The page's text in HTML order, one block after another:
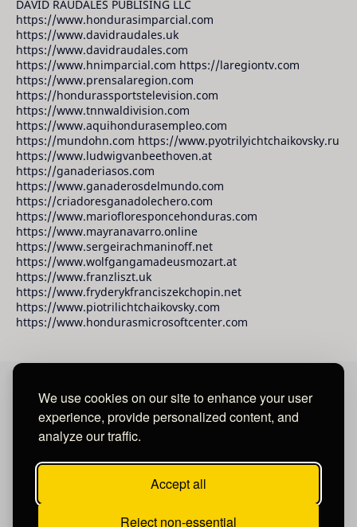
We use cookies on our site to enhance your user
experience, provide personalized content, and
analyze our traffic.
Accept all
Reject non-essential
DAVID RAUDALES PUBLISING LLC
https://www.hondurasimparcial.com
https://www.davidraudales.uk
https://www.davidraudales.com
https://www.hnimparcial.com https://laregiontv.com
https://www.prensalaregion.com
https://hondurassportstelevision.com
https://www.tnnwaldivision.com
https://www.aquihondurasempleo.com
https://mundohn.com https://www.pyotrilyichtchaikovsky.ru
https://www.ludwigvanbeethoven.at
https://ganaderiasos.com
https://www.ganaderosdelmundo.com
https://criadoresganadolechero.com
https://www.mariofloresponcehonduras.com
https://www.mayranavarro.online
https://www.sergeirachmaninoff.net
https://www.wolfgangamadeusmozart.at
https://www.franzliszt.uk
https://www.fryderykfranciszekchopin.net
https://www.piotrilichtchaikovsky.com
https://www.hondurasmicrosoftcenter.com
David Raudales Publishing LLC
Salvador.